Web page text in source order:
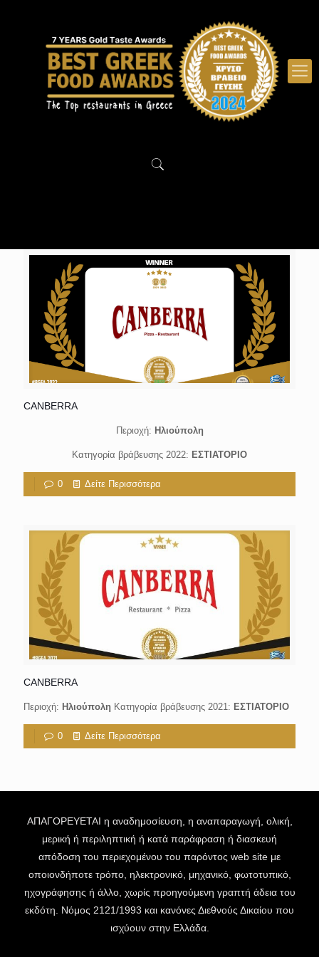
CANBERRA
Περιοχή: Ηλιούπολη
Κατηγορία βράβευσης 2022: ΕΣΤΙΑΤΟΡΙΟ
0 Δείτε Περισσότερα
CANBERRA
Περιοχή: Ηλιούπολη Κατηγορία βράβευσης 2021: ΕΣΤΙΑΤΟΡΙΟ
0 Δείτε Περισσότερα
ΑΠΑΓΟΡΕΥΕΤΑΙ η αναδημοσίευση, η αναπαραγωγή, ολική,
μερική ή περιληπτική ή κατά παράφραση ή διασκευή
απόδοση του περιεχομένου του παρόντος web site με
οποιονδήποτε τρόπο, ηλεκτρονικό, μηχανικό, φωτοτυπικό,
ηχογράφησης ή άλλο, χωρίς προηγούμενη γραπτή άδεια του
εκδότη. Νόμος 2121/1993 και κανόνες Διεθνούς Δικαίου που
ισχύουν στην Ελλάδα.